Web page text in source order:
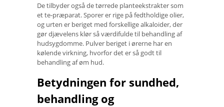
De tilbyder også de tørrede planteekstrakter som
et te-præparat. Sporer er rige på fedtholdige olier,
og urten er beriget med forskellige alkaloider, der
gør djævelens klør så værdifulde til behandling af
hudsygdomme. Pulver beriget i ørerne har en
kølende virkning, hvorfor det er så godt til
behandling af øm hud.
Betydningen for sundhed,
behandling og